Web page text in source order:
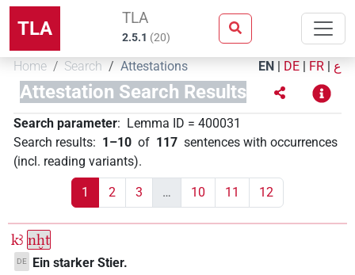
TLA TLA
2.5.1 (20)
Home Search Attestations EN | DE | FR | ع
Attestation Search Results
Search parameter: Lemma ID = 400031
Search results: 1–10 of 117 sentences with occurrences
(incl. reading variants).
1 2 3 … 10 11 12
kꜣ nḫt
DE
Ein starker Stier.